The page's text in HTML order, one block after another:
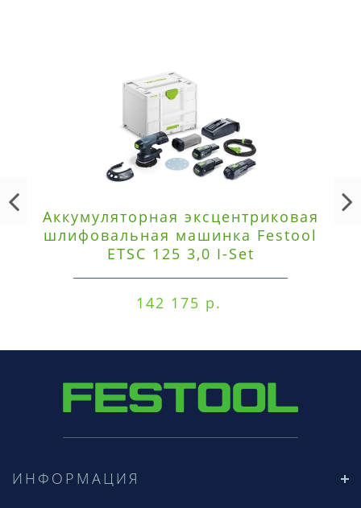
Аккумуляторная эксцентриковая
шлифовальная машинка Festool
ETSC 125 3,0 I-Set
142 175 р.
ИНФОРМАЦИЯ